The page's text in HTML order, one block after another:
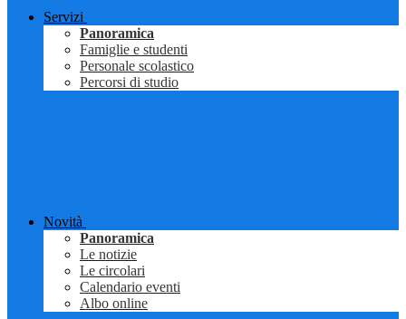
Servizi
Panoramica
Famiglie e studenti
Personale scolastico
Percorsi di studio
Novità
Panoramica
Le notizie
Le circolari
Calendario eventi
Albo online